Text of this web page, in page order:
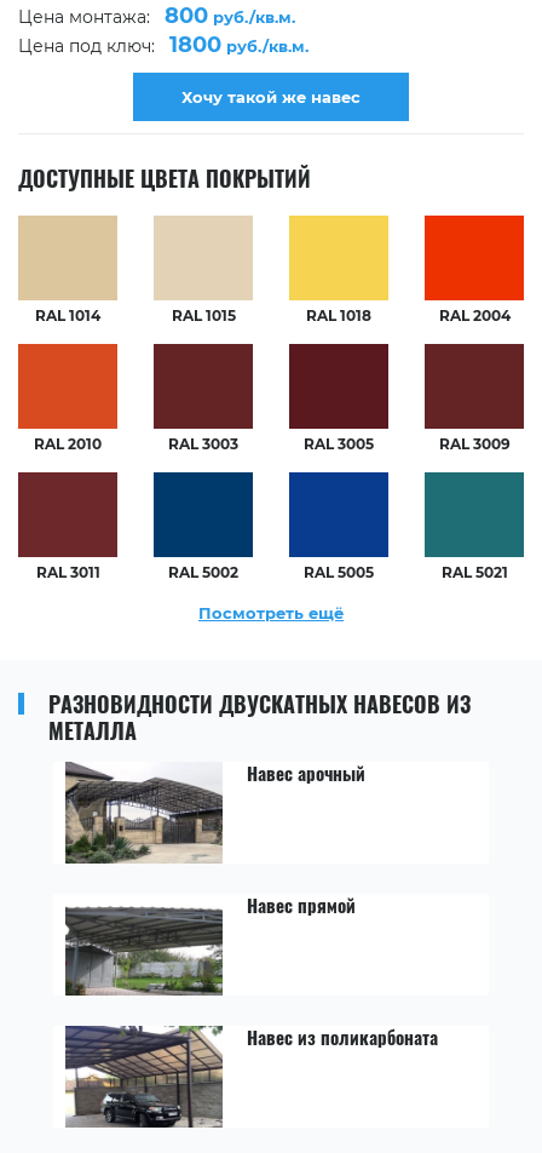
Цена монтажа: 800 руб./кв.м.
Цена под ключ: 1800 руб./кв.м.
Хочу такой же навес
ДОСТУПНЫЕ ЦВЕТА ПОКРЫТИЙ
RAL 1014 RAL 1015 RAL 1018 RAL 2004
RAL 2010 RAL 3003 RAL 3005 RAL 3009
RAL 3011 RAL 5002 RAL 5005 RAL 5021
Посмотреть ещё
РАЗНОВИДНОСТИ ДВУСКАТНЫХ НАВЕСОВ ИЗ
МЕТАЛЛА
Навес арочный
Навес прямой
Навес из поликарбоната